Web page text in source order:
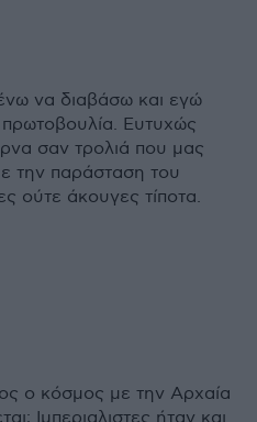
να διαβάσω και εγώ
πρωτοβουλία. Ευτυχώς
σαν τρολιά που μας
την παράσταση του
ούτε άκουγες τίποτα.
ο κόσμος με την Αρχαία